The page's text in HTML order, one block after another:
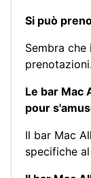
Si può
Sembra
prenotazioni.
Le bar Mac
pour
Il bar Mac
specifiche